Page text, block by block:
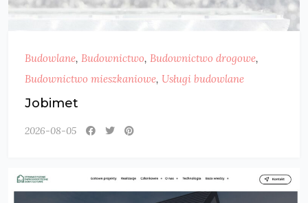
Budowlane, Budownictwo, Budownictwo drogowe,
Budownictwo mieszkaniowe, Usługi budowlane
Jobimet
2026-08-05